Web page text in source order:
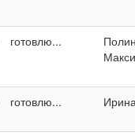
готовлю...
готовлю...